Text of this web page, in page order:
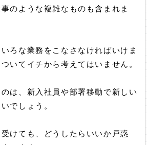
のような複雑なものも含まれま
ろな業務をこなさなければいけま
いてイチから考えてはいません。
は、新入社員や部署移動で新しい
でしょう。
けても、どうしたらいいか戸惑